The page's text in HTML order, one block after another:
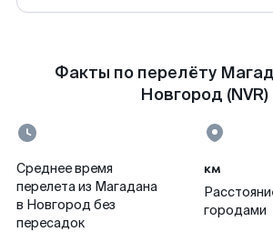
Факты по перелёту
Новгород (NVR)
Среднее время
перелета из Магадана
в Новгород без
пересадок
км
городами